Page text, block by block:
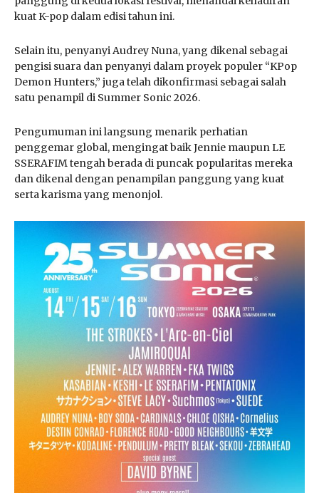
kuat K-pop dalam edisi tahun ini.
Selain itu, penyanyi Audrey Nuna, yang dikenal sebagai
pengisi suara dan penyanyi dalam proyek populer “KPop
Demon Hunters,” juga telah dikonfirmasi sebagai salah
satu penampil di Summer Sonic 2026.
Pengumuman ini langsung menarik perhatian
penggemar global, mengingat baik Jennie maupun LE
SSERAFIM tengah berada di puncak popularitas mereka
dan dikenal dengan penampilan panggung yang kuat
serta karisma yang menonjol.